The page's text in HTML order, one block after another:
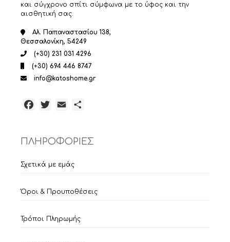
και σύγχρονο σπίτι σύμφωνα με το ύφος και την
αισθητική σας.
Αλ. Παπαναστασίου 138,
Θεσσαλονίκη, 54249
(+30) 231 031 4296
(+30) 694 446 8747
info@katoshome.gr
Facebook
TwitterEmail
ΠΛΗΡΟΦΟΡΙΕΣ
Σχετικά με εμάς
Όροι & Προυποθέσεις
Τρόποι Πληρωμής